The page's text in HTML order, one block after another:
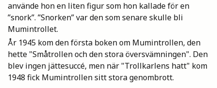
använde hon en liten figur som hon kallade för en
”snork”. ”Snorken” var den som senare skulle bli
Mumintrollet.
År 1945 kom den första boken om Mumintrollen, den
hette "Småtrollen och den stora översvämningen". Den
blev ingen jättesuccé, men när "Trollkarlens hatt" kom
1948 fick Mumintrollen sitt stora genombrott.